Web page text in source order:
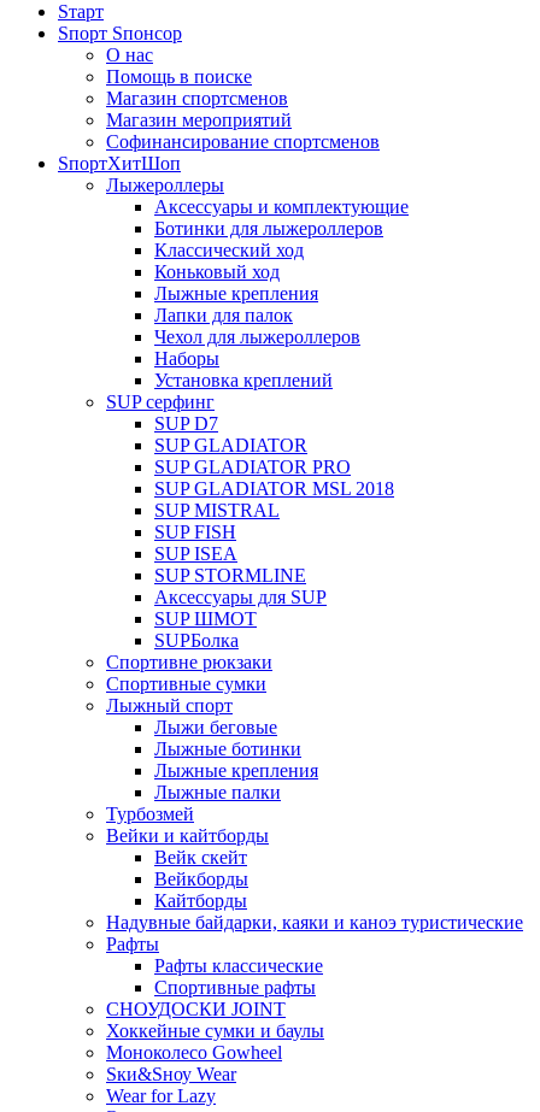
Sтарт
Sпорт Sпонсор
О нас
Помощь в поиске
Магазин спортсменов
Магазин мероприятий
Софинансирование спортсменов
SпортХитШоп
Лыжероллеры
Аксессуары и комплектующие
Ботинки для лыжероллеров
Классический ход
Коньковый ход
Лыжные крепления
Лапки для палок
Чехол для лыжероллеров
Наборы
Установка креплений
SUP серфинг
SUP D7
SUP GLADIATOR
SUP GLADIATOR PRO
SUP GLADIATOR MSL 2018
SUP MISTRAL
SUP FISH
SUP ISEA
SUP STORMLINE
Аксессуары для SUP
SUP ШМОТ
SUPБолка
Спортивне рюкзаки
Спортивные сумки
Лыжный спорт
Лыжи беговые
Лыжные ботинки
Лыжные крепления
Лыжные палки
Турбозмей
Вейки и кайтборды
Вейк скейт
Вейкборды
Кайтборды
Надувные байдарки, каяки и каноэ туристические
Рафты
Рафты классические
Спортивные рафты
СНОУДОСКИ JOINT
Хоккейные сумки и баулы
Моноколесо Gowheel
Sки&Sноу Wear
Wear for Lazy